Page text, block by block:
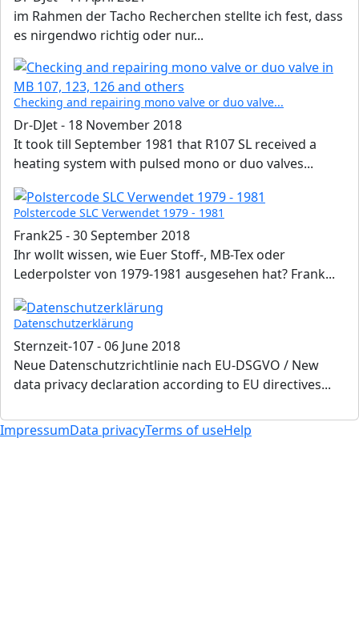
im Rahmen der Tacho Recherchen stellte ich fest, dass
es nirgendwo richtig oder nur...
Checking and repairing mono valve or duo valve...
Dr-DJet- 18 November 2018
It took till September 1981 that R107 SL received a
heating system with pulsed mono or duo valves...
Polstercode SLC Verwendet 1979 - 1981
Frank25-30 September 2018
Ihr wollt wissen, wie Euer Stoff-, MB-Tex oder
Lederpolster von 1979-1981 ausgesehen hat? Frank...
Datenschutzerklärung
Sternzeit-107-06 June 2018
Neue Datenschutzrichtlinie nach EU-DSGVO / New
data privacy declaration according to EU directives...
ImpressumData privacyTerms of useHelp